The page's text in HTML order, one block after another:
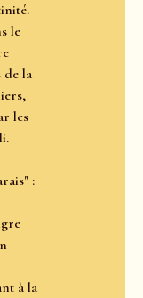
le
de la
les
:
à la